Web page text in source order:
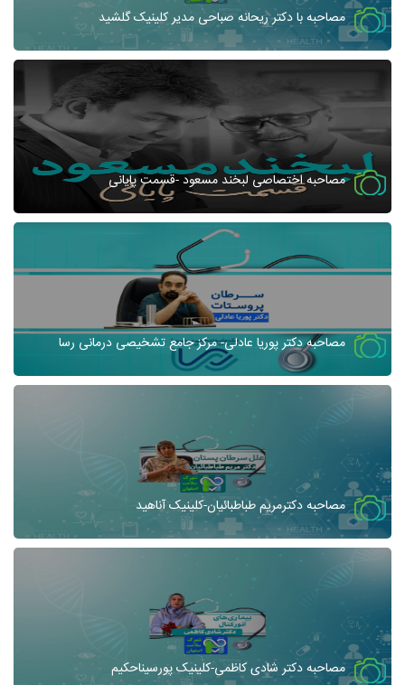
مصاحبه با دکتر ریحانه صباحی مدیر کلینیک گلشید
مصاحبه اختصاصی لبخند مسعود -قسمت پایانی
مصاحبه دکتر پوریا عادلی- مرکز جامع تشخیصی درمانی رسا
مصاحبه دکترمریم طباطبائیان-کلینیک آناهید
مصاحبه دکتر شادی کاظمی-کلینیک پورسیناحکیم